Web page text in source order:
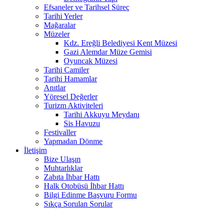
Efsaneler ve Tarihsel Süreç
Tarihi Yerler
Mağaralar
Müzeler
Kdz. Ereğli Belediyesi Kent Müzesi
Gazi Alemdar Müze Gemisi
Oyuncak Müzesi
Tarihi Camiler
Tarihi Hamamlar
Anıtlar
Yöresel Değerler
Turizm Aktiviteleri
Tarihi Akkuyu Meydanı
Sis Havuzu
Festivaller
Yapmadan Dönme
İletişim
Bize Ulaşın
Muhtarlıklar
Zabıta İhbar Hattı
Halk Otobüsü İhbar Hattı
Bilgi Edinme Başvuru Formu
Sıkça Sorulan Sorular